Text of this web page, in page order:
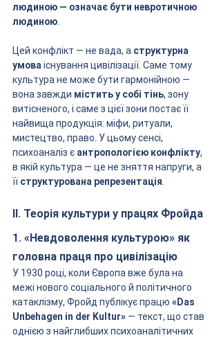
людиною — означає бути невротичною
людиною
Цей конфлікт — не вада, а структурна
умова існування цивілізації. Саме тому
культура не може бути гармонійною —
вона завжди містить у собі тінь, зону
витісненого, і саме з цієї зони постає її
найвища продукція: міфи, ритуали,
мистецтво, право. У цьому сенсі,
психоаналіз є антропологією конфлікту,
в якій культура — це не зняття напруги, а
її структурована репрезентація
II. Теорія культури у працях Фройда
1. «Невдоволення культурою» як
головна праця про цивілізацію
У 1930 році, коли Європа вже була на
межі нового соціального й політичного
катаклізму, Фройд публікує працю «Das
Unbehagen in der Kultur» — текст, що став
однією з найглибших психоаналітичних